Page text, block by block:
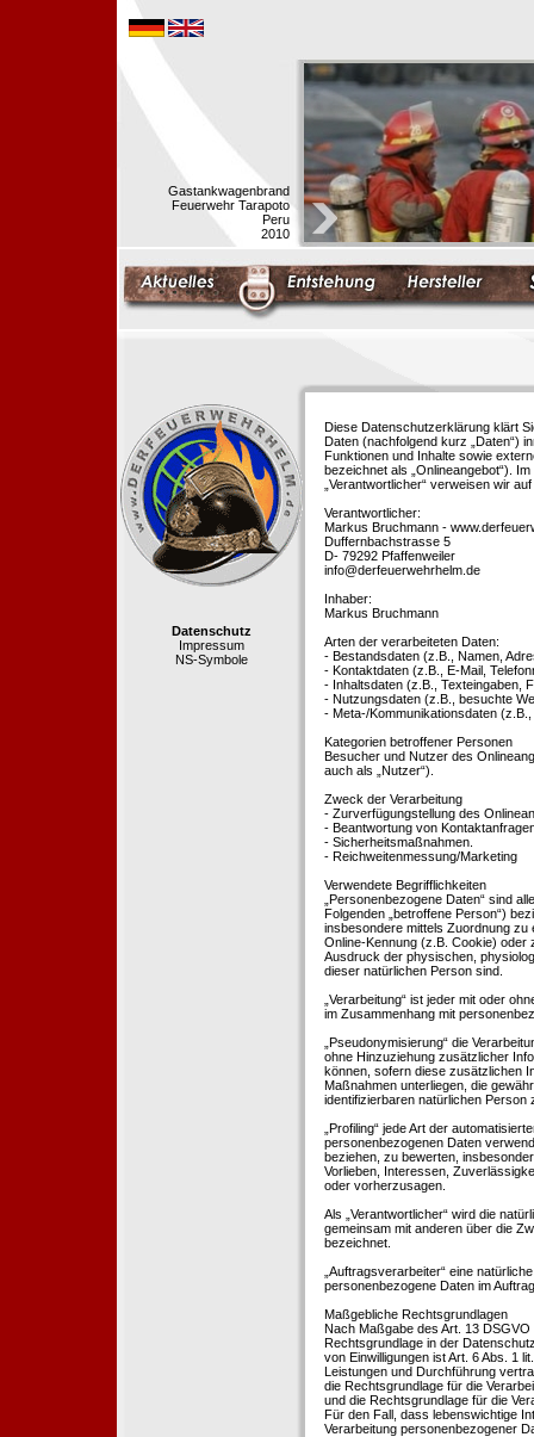
Gastankwagenbrand
Feuerwehr Tarapoto
Peru
2010
Datenschutz
Impressum
NS-Symbole
Diese Datenschutzerklärung klärt
Daten (nachfolgend kurz „Daten“)
Funktionen und Inhalte sowie
bezeichnet als „Onlineangebot“).
„Verantwortlicher“ verweisen wir
Verantwortlicher:
Markus Bruchmann -
Duffernbachstrasse 5
D- 79292 Pfaffenweiler
info@derfeuerwehrhelm.de
Inhaber:
Markus Bruchmann
Arten der verarbeiteten Daten:
- Bestandsdaten (z.B., Namen,
- Kontaktdaten (z.B., E-Mail,
- Inhaltsdaten (z.B., Texteingaben,
- Nutzungsdaten (z.B., besuchte
- Meta-/Kommunikationsdaten
Kategorien betroffener Personen
Besucher und Nutzer des
auch als „Nutzer“).
Zweck der Verarbeitung
- Zurverfügungstellung des
- Beantwortung von
- Sicherheitsmaßnahmen.
- Reichweitenmessung/Marketing
Verwendete Begrifflichkeiten
„Personenbezogene Daten“ sind
Folgenden „betroffene Person“)
insbesondere mittels Zuordnung zu
Online-Kennung (z.B. Cookie) oder
Ausdruck der physischen,
dieser natürlichen Person sind.
„Verarbeitung“ ist jeder mit oder
im Zusammenhang mit
„Pseudonymisierung“ die
ohne Hinzuziehung zusätzlicher
können, sofern diese zusätzlichen
Maßnahmen unterliegen, die
identifizierbaren natürlichen Person
„Profiling“ jede Art der
personenbezogenen Daten
beziehen, zu bewerten,
Vorlieben, Interessen,
oder vorherzusagen.
Als „Verantwortlicher“ wird die
gemeinsam mit anderen über die
bezeichnet.
„Auftragsverarbeiter“ eine
personenbezogene Daten im
Maßgebliche Rechtsgrundlagen
Nach Maßgabe des Art. 13
Rechtsgrundlage in der
von Einwilligungen ist Art. 6 Abs. 1
Leistungen und Durchführung
die Rechtsgrundlage für die
und die Rechtsgrundlage für die
Für den Fall, dass lebenswichtige
Verarbeitung personenbezogener